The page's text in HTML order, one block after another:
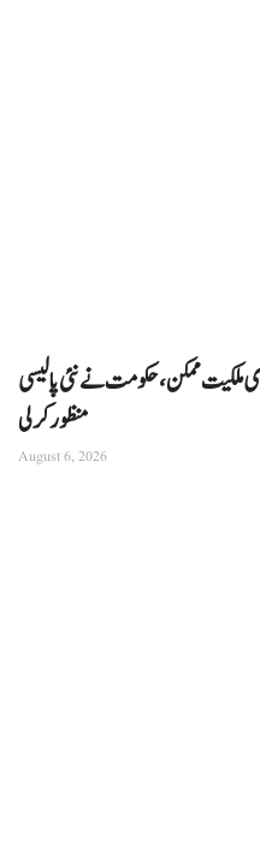
ممکن، حکومت نے نئی پالیسی
منظور کرلی
August 6, 2026